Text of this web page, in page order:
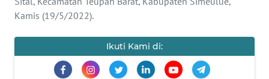
Kamis (19/5/2022).
Ikuti Kami di:
BERITA
KAMI